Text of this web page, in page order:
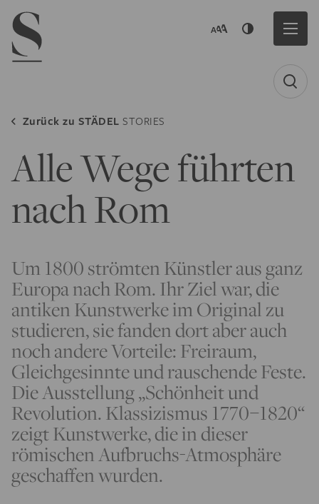
Navigation menu
Zurück zu STÄDEL STORIES
Alle Wege führten
nach Rom
Um 1800 strömten Künstler aus ganz
Europa nach Rom. Ihr Ziel war, die
antiken Kunstwerke im Original zu
studieren, sie fanden dort aber auch
noch andere Vorteile: Freiraum,
Gleichgesinnte und rauschende Feste.
Die Ausstellung „Schönheit und
Revolution. Klassizismus 1770–1820“
zeigt Kunstwerke, die in dieser
römischen Aufbruchs-Atmosphäre
geschaffen wurden.